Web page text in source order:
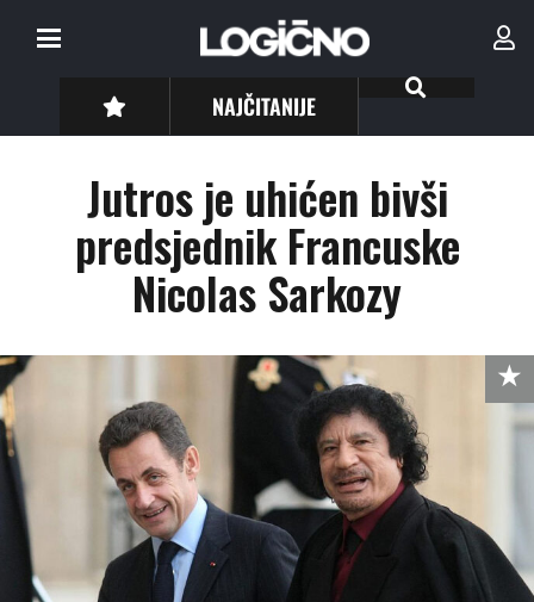
NAJČITANIJE
Jutros je uhićen bivši
predsjednik Francuske
Nicolas Sarkozy